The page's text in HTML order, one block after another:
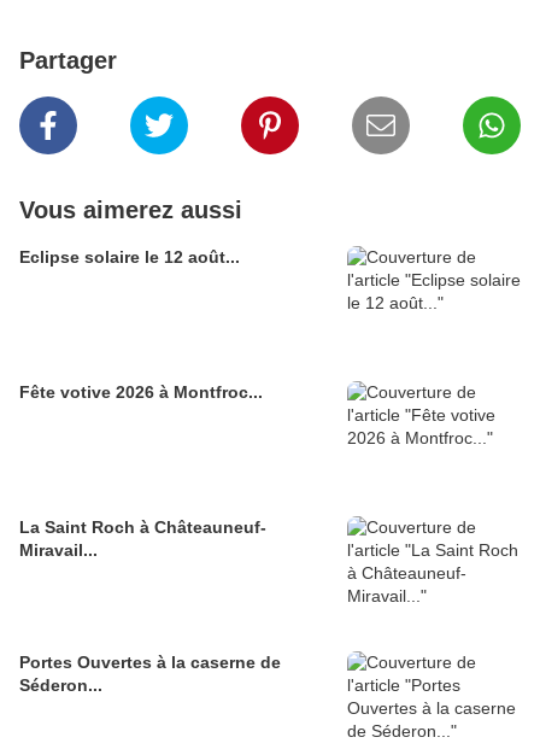
Partager
Vous aimerez aussi
Eclipse solaire le 12 août...
Fête votive 2026 à Montfroc...
La Saint Roch à Châteauneuf-
Miravail...
Portes Ouvertes à la caserne de
Séderon...